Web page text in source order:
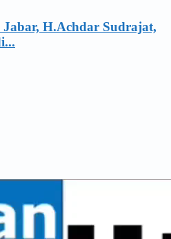
H.Achdar Sudrajat,